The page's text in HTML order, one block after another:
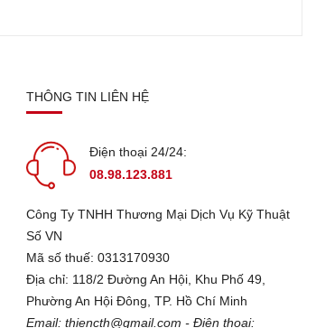
THÔNG TIN LIÊN HỆ
Điện thoại 24/24:
08.98.123.881
Công Ty TNHH Thương Mại Dịch Vụ Kỹ Thuật
Số VN
Mã số thuế: 0313170930
Địa chỉ: 118/2 Đường An Hội, Khu Phố 49,
Phường An Hội Đông, TP. Hồ Chí Minh
Email: thiencth@gmail.com - Điện thoại: